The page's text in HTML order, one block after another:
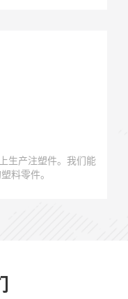
生产注塑件。我们能
料零件。